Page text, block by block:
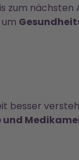
zum nächsten
besser
und